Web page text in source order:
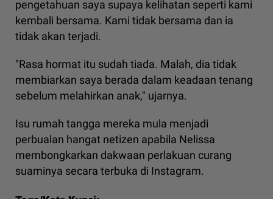
pengetahuan saya supaya kelihatan seperti kami
kembali bersama. Kami tidak bersama dan ia
tidak akan terjadi.
"Rasa hormat itu sudah tiada. Malah, dia tidak
membiarkan saya berada dalam keadaan tenang
sebelum melahirkan anak," ujarnya.
Isu rumah tangga mereka mula menjadi
perbualan hangat netizen apabila Nelissa
membongkarkan dakwaan perlakuan curang
suaminya secara terbuka di Instagram.